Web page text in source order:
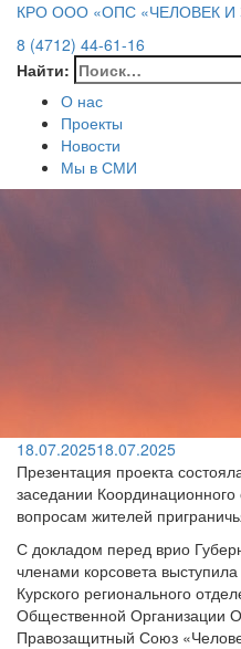
КРО ООО «ОПС «ЧЕЛОВЕК И
8 (4712) 44-61-16
Найти:
О нас
Проекты
Новости
Мы в СМИ
18.07.202518.07.2025
Презентация проекта
заседании
вопросам жителей
С докладом перед врио
членами корсовета
Курского регионального
Общественной Организации
Правозащитный Союз